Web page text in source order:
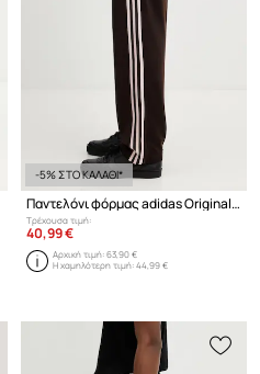
-5% ΣΤΟ ΚΑΛΑΘΙ*
Παντελόνι φόρμας adidas Originals Firebird
Τρέχουσα τιμή:
40,99 €
Αρχική τιμή:63,90 €
Η χαμηλότερη τιμή:44,99 €